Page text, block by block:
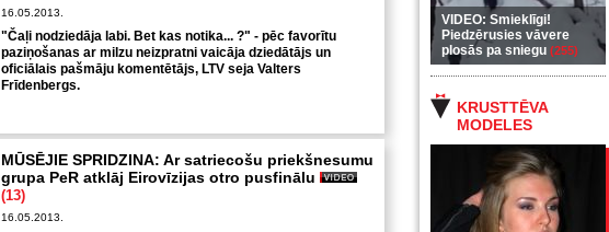
VIDEO: Smieklīgi!
Piedzērusies vāvere
plosās pa sniegu (255)
KRUSTTĒVA
MODELES
16.05.2013.
"Čaļi nodziedāja labi. Bet kas notika... ?" - pēc favorītu
paziņošanas ar milzu neizpratni vaicāja dziedātājs un
oficiālais pašmāju komentētājs, LTV seja Valters
Frīdenbergs.
MŪSĒJIE SPRIDZINA: Ar satriecošu priekšnesumu
grupa PeR atklāj Eirovīzijas otro pusfinālu
(13)
16.05.2013.